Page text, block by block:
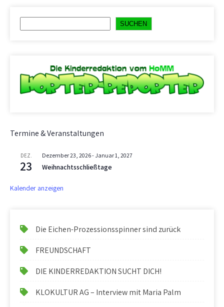
SUCHEN
Termine & Veranstaltungen
DEZ.
23
Dezember 23, 2026- Januar 1, 2027
Weihnachtsschließtage
Kalender anzeigen
Die Eichen-Prozessionsspinner sind zurück
FREUNDSCHAFT
DIE KINDERREDAKTION SUCHT DICH!
KLOKULTUR AG – Interview mit Maria Palm